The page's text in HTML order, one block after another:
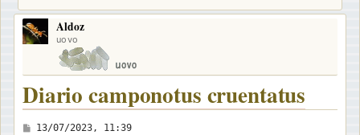
Aldoz
uovo
Diario camponotus cruentatus
M
13/07/2023, 11:39